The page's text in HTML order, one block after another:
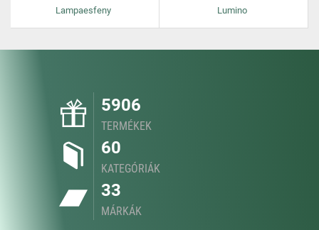
Lampaesfeny Lumino
5906
TERMÉKEK
60
KATEGÓRIÁK
33
MÁRKÁK